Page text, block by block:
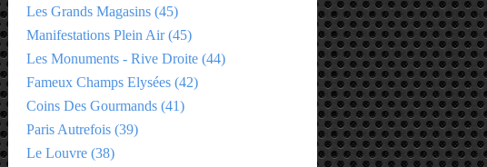
Les Grands Magasins (45)
Manifestations Plein Air(45)
Les Monuments - Rive Droite (44)
Fameux Champs Elysées (42)
Coins Des Gourmands (41)
Paris Autrefois (39)
Le Louvre (38)